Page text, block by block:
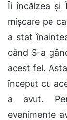
Îi încălzea și
mișcare pe
a stat
când S-a
acest fel.
început cu
a avut.
evenimente